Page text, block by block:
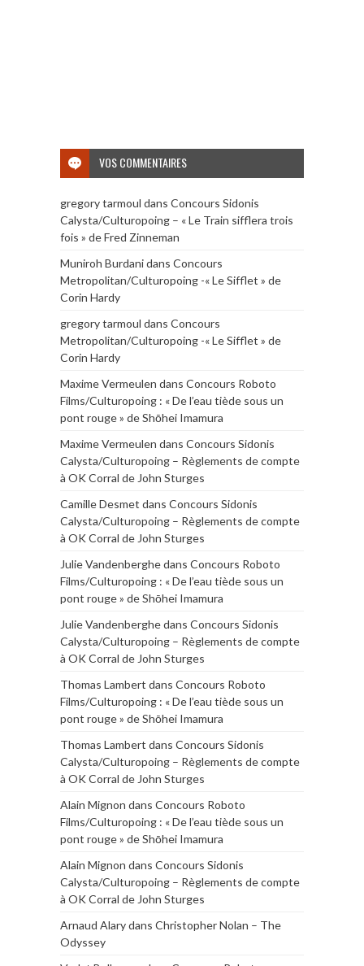
VOS COMMENTAIRES
gregory tarmoul dans Concours Sidonis
Calysta/Culturopoing – « Le Train sifflera trois
fois » de Fred Zinneman
Muniroh Burdanidans Concours
Metropolitan/Culturopoing -« Le Sifflet » de
Corin Hardy
gregory tarmoul dans Concours
Metropolitan/Culturopoing -« Le Sifflet » de
Corin Hardy
Maxime Vermeulen dans Concours Roboto
Films/Culturopoing : « De l’eau tiède sous un
pont rouge » de Shōhei Imamura
Maxime Vermeulen dans Concours Sidonis
Calysta/Culturopoing – Règlements de compte
à OK Corral de John Sturges
Camille Desmet dans Concours Sidonis
Calysta/Culturopoing – Règlements de compte
à OK Corral de John Sturges
Julie Vandenberghedans Concours Roboto
Films/Culturopoing : « De l’eau tiède sous un
pont rouge » de Shōhei Imamura
Julie Vandenberghedans Concours Sidonis
Calysta/Culturopoing – Règlements de compte
à OK Corral de John Sturges
Thomas Lambert dans Concours Roboto
Films/Culturopoing : « De l’eau tiède sous un
pont rouge » de Shōhei Imamura
Thomas Lambert dans Concours Sidonis
Calysta/Culturopoing – Règlements de compte
à OK Corral de John Sturges
Alain Mignon dans Concours Roboto
Films/Culturopoing : « De l’eau tiède sous un
pont rouge » de Shōhei Imamura
Alain Mignon dans Concours Sidonis
Calysta/Culturopoing – Règlements de compte
à OK Corral de John Sturges
Arnaud Alarydans Christopher Nolan – The
Odyssey